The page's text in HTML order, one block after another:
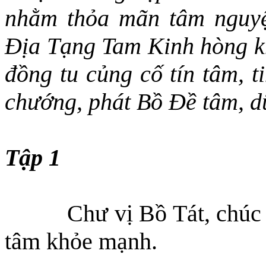
nhằm thỏa mãn tâm
Địa Tạng Tam Kinh hòng
đồng tu củng cố tín tâm,
chướng, phát Bồ Đề tâm,
Tập 1
Chư vị Bồ Tát,
tâm khỏe mạnh.